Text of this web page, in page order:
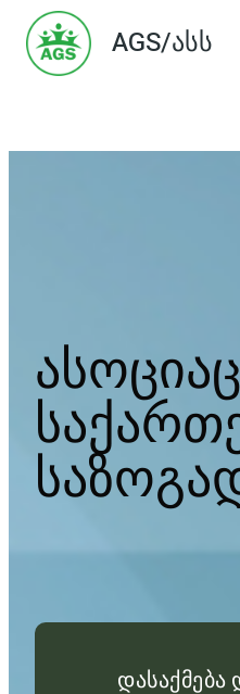
Skip
content
AGS/ასს
დასაქმება